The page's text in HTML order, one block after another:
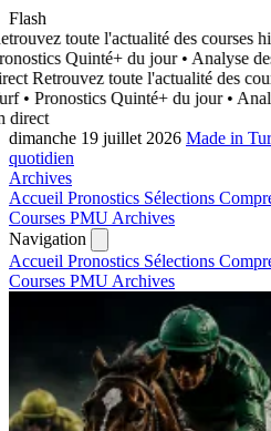
Flash
toute l'actualité des courses
Quinté+ du jour • Analyse
Retrouvez toute l'actualité des
• Pronostics Quinté+ du jour •
direct
dimanche 19 juillet 2026 Made in
quotidien
Archives
Accueil Pronostics Sélections
Courses PMU Archives
Navigation
Accueil Pronostics Sélections
Courses PMU Archives